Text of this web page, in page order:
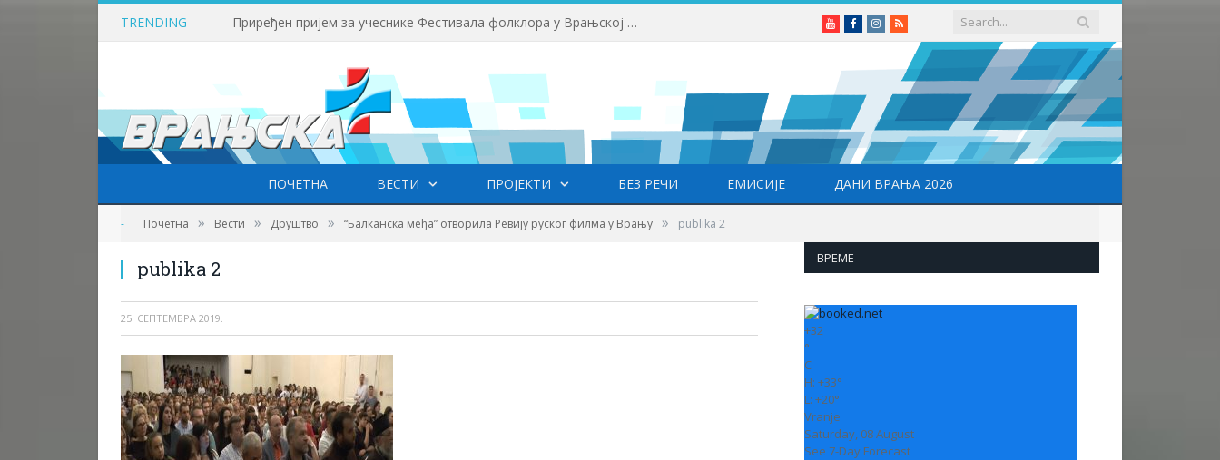
TRENDING Учесници фестивала фолклора посетили дом Боре Станковића YoutubeFacebookInstagram
RSS
ПОЧЕТНА ВЕСТИ ПРОЈЕКТИ БЕЗ РЕЧИ ЕМИСИЈЕ ДАНИ ВРАЊА 2026
- Почетна » Вести » Друштво » “Балканска међа” отворила Ревију руског филма у Врању » publika 2
Фото: Врањска плус
publika 2
25. СЕПТЕМБРА 2019.
ВРЕМЕ
+32
°
C
H: +33°
L: +20°
Vranje
Saturday, 08 August
See 7-Day Forecast